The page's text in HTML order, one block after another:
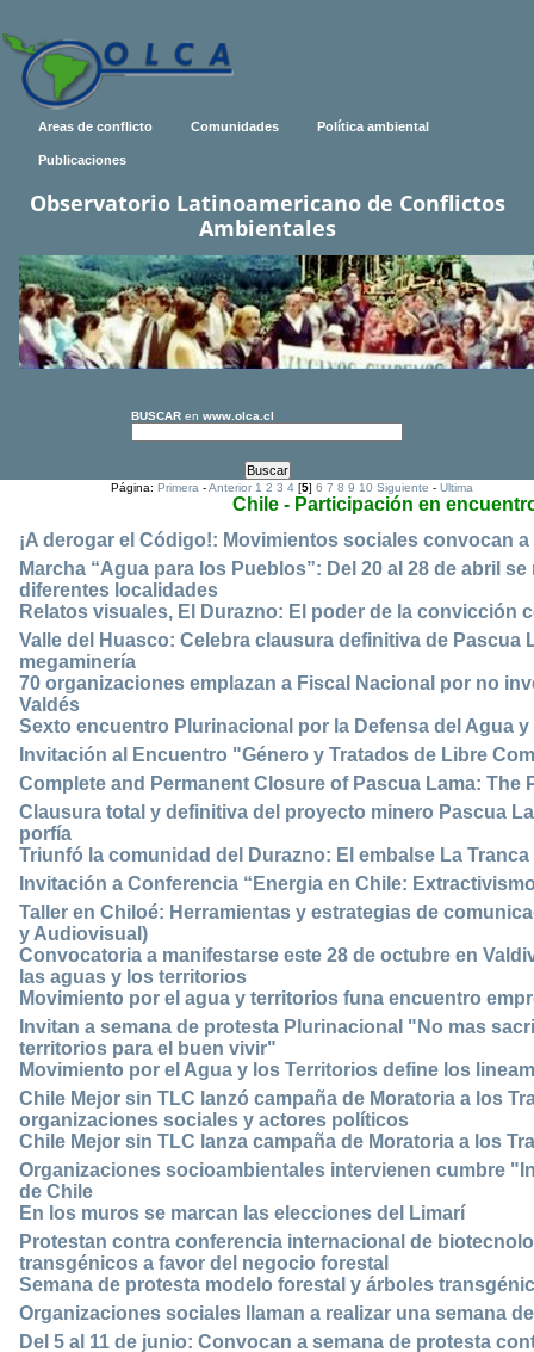
Areas de conflicto Comunidades Política ambiental
Publicaciones
Observatorio Latinoamericano de Conflictos
Ambientales
BUSCAR en www.olca.cl
Página:Primera -Anterior 1 2 3 4 [5]6 7 8 9 10 Siguiente -Ultima
Chile - Participación en
¡A derogar el Código!: Movimientos sociales convocan
Marcha “Agua para los Pueblos”: Del 20 al 28 de abril
diferentes localidades
Relatos visuales, El Durazno: El poder de la convicción
Valle del Huasco: Celebra clausura definitiva de Pascua
megaminería
70 organizaciones emplazan a Fiscal Nacional por no
Valdés
Sexto encuentro Plurinacional por la Defensa del Agua
Invitación al Encuentro "Género y Tratados de Libre
Complete and Permanent Closure of Pascua Lama:
Clausura total y definitiva del proyecto minero Pascua
porfía
Triunfó la comunidad del Durazno: El embalse La Tranca
Invitación a Conferencia “Energia en Chile:
Taller en Chiloé: Herramientas y estrategias de
y Audiovisual)
Convocatoria a manifestarse este 28 de octubre en
las aguas y los territorios
Movimiento por el agua y territorios funa encuentro
Invitan a semana de protesta Plurinacional "No mas
territorios para el buen vivir"
Movimiento por el Agua y los Territorios define los
Chile Mejor sin TLC lanzó campaña de Moratoria a los
organizaciones sociales y actores políticos
Chile Mejor sin TLC lanza campaña de Moratoria a los
Organizaciones socioambientales intervienen cumbre
de Chile
En los muros se marcan las elecciones del Limarí
Protestan contra conferencia internacional de
transgénicos a favor del negocio forestal
Semana de protesta modelo forestal y árboles
Organizaciones sociales llaman a realizar una semana
Del 5 al 11 de junio: Convocan a semana de protesta